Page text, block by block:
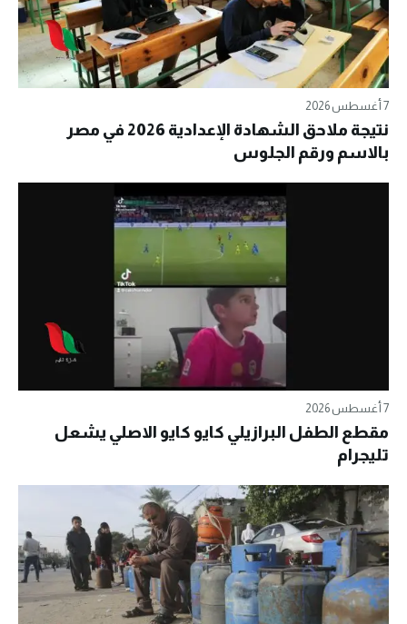
7 أغسطس 2026
نتيجة ملاحق الشهادة الإعدادية 2026 في مصر
بالاسم ورقم الجلوس
7 أغسطس 2026
مقطع الطفل البرازيلي كايو كايو الاصلي يشعل
تليجرام